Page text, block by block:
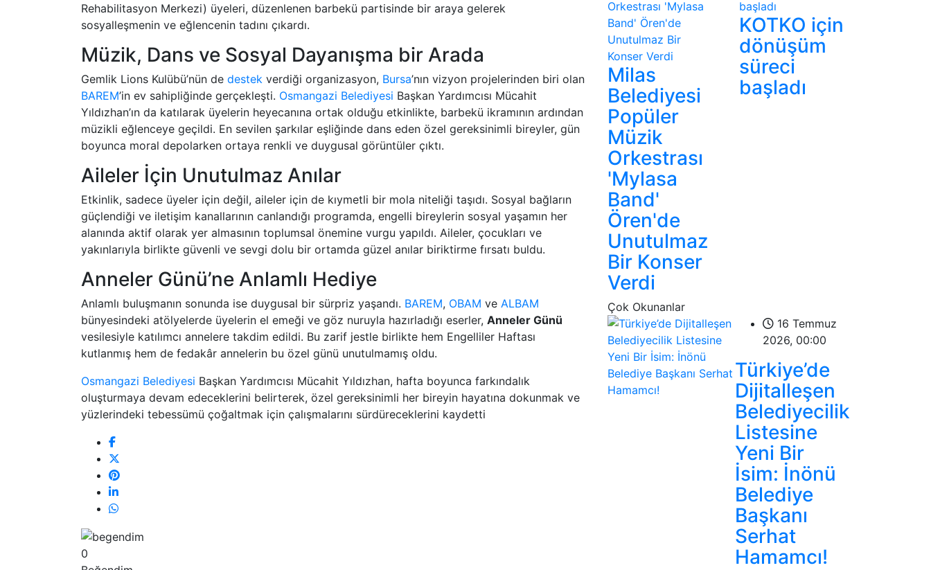
Rehabilitasyon Merkezi) üyeleri, düzenlenen barbekü partisinde bir araya gelerek
sosyalleşmenin ve eğlencenin tadını çıkardı.
Müzik, Dans ve Sosyal Dayanışma bir Arada
Gemlik Lions Kulübü’nün de destek verdiği organizasyon, Bursa’nın vizyon projelerinden biri olan
BAREM’in ev sahipliğinde gerçekleşti. Osmangazi Belediyesi Başkan Yardımcısı Mücahit
Yıldızhan’ın da katılarak üyelerin heyecanına ortak olduğu etkinlikte, barbekü ikramının ardından
müzikli eğlenceye geçildi. En sevilen şarkılar eşliğinde dans eden özel gereksinimli bireyler, gün
boyunca moral depolarken ortaya renkli ve duygusal görüntüler çıktı.
Aileler İçin Unutulmaz Anılar
Etkinlik, sadece üyeler için değil, aileler için de kıymetli bir mola niteliği taşıdı. Sosyal bağların
güçlendiği ve iletişim kanallarının canlandığı programda, engelli bireylerin sosyal yaşamın her
alanında aktif olarak yer almasının toplumsal önemine vurgu yapıldı. Aileler, çocukları ve
yakınlarıyla birlikte güvenli ve sevgi dolu bir ortamda güzel anılar biriktirme fırsatı buldu.
Anneler Günü’ne Anlamlı Hediye
Anlamlı buluşmanın sonunda ise duygusal bir sürpriz yaşandı. BAREM, OBAM ve ALBAM
bünyesindeki atölyelerde üyelerin el emeği ve göz nuruyla hazırladığı eserler, Anneler Günü
vesilesiyle katılımcı annelere takdim edildi. Bu zarif jestle birlikte hem Engelliler Haftası
kutlanmış hem de fedakâr annelerin bu özel günü unutulmamış oldu.
Osmangazi Belediyesi Başkan Yardımcısı Mücahit Yıldızhan, hafta boyunca farkındalık
oluşturmaya devam edeceklerini belirterek, özel gereksinimli her bireyin hayatına dokunmak ve
yüzlerindeki tebessümü çoğaltmak için çalışmalarını sürdüreceklerini kaydetti
0
Milas
Belediyesi
Popüler
Müzik
Orkestrası
'Mylasa
Band'
Ören'de
Unutulmaz
Bir Konser
Verdi
KOTKO için
dönüşüm
süreci
başladı
Çok Okunanlar
16 Temmuz
2026, 00:00
Türkiye’de
Dijitalleşen
Belediyecilik
Listesine
Yeni Bir
İsim: İnönü
Belediye
Başkanı
Serhat
Hamamcı!